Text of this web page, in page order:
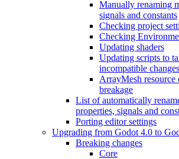
Manually renaming
signals and constants
Checking project
Checking
Updating shaders
Updating scripts to
incompatible
ArrayMesh
breakage
List of automatically
properties, signals and
Porting editor settings
Upgrading from Godot 4.0 to
Breaking changes
Core